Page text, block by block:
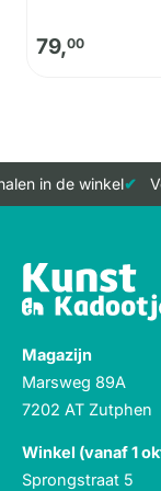
79,00
in de winkel
Magazijn
Marsweg 89A
7202 AT Zutphen
Winkel (vanaf 1
Sprongstraat 5